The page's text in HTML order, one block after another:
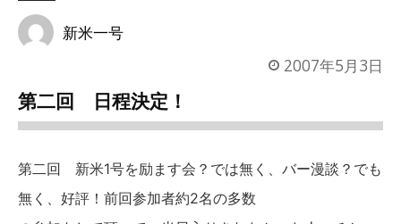
新米一号
2007年5月3日
第二回 日程決定！
第二回 新米1号を励ます会？では無く、バー漫談？でも
無く、好評！前回参加者約2名の多数